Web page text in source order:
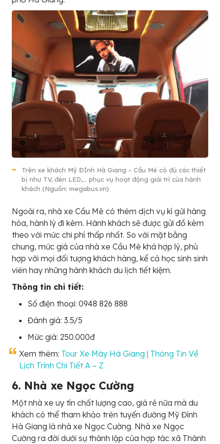
Trên xe khách Mỹ ĐÌnh Hà Giang – Cầu Mè có đủ các thiết
bị như TV, đèn LED,… phục vụ hoạt động giải trí của hành
khách (Nguồn: megabus.vn)
Ngoài ra, nhà xe Cầu Mè có thêm dịch vụ kí gửi hàng
hóa, hành lý đi kèm. Hành khách sẽ được gửi đồ kèm
theo với mức chi phí thấp nhất. So với mặt bằng
chung, mức giá của nhà xe Cầu Mè khá hợp lý, phù
hợp với mọi đối tượng khách hàng, kể cả học sinh sinh
viên hay những hành khách du lịch tiết kiệm.
Thông tin chi tiết:
Số điện thoại: 0948 826 888
Đánh giá: 3.5/5
Mức giá: 250.000đ
Xem thêm: Tour Xe Máy Hà Giang | Thông Tin Về
Lịch Trình Chi Tiết A – Z
6. Nhà xe Ngọc Cường
Một nhà xe uy tín chất lượng cao, giá rẻ nữa mà du
khách có thể tham khảo trên tuyến đường Mỹ Đình
Hà Giang là nhà xe Ngọc Cường. Nhà xe Ngọc
Cường ra đời dưới sự thành lập của hợp tác xã Thành